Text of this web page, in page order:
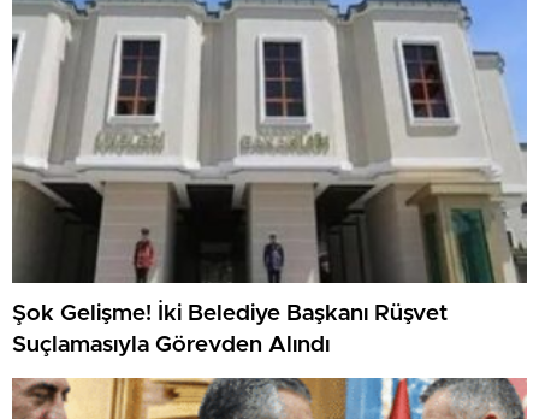
Şok Gelişme! İki Belediye Başkanı Rüşvet
Suçlamasıyla Görevden Alındı